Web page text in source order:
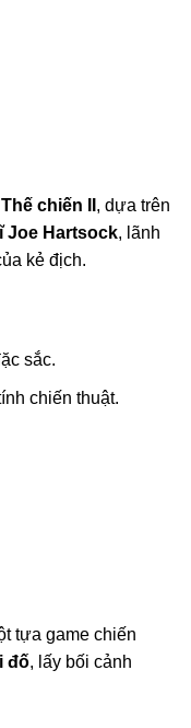
Thế chiến II , dựa trên
Joe Hartsock, lãnh
kẻ địch.
sắc.
chiến thuật.
tựa game chiến
đố, lấy bối cảnh